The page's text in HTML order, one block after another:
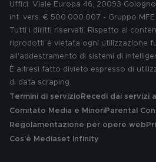
Uffici: Viale Europa 46, 20093
int. vers. € 500.000.007 - Gruppo
Tutti i diritti riservati. Rispetto ai
riprodotti è vietata ogni utilizzazione
all'addestramento di sistemi di
È altresì fatto divieto espresso di
di data scraping.
Termini di servizio Recedi dai servizi
Comitato Media e MinoriParental
Regolamentazione per opere web
Cos'è Mediaset Infinity